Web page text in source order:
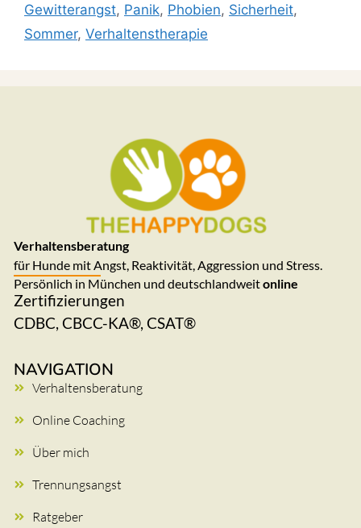
Gewitterangst, Panik, Phobien, Sicherheit,
Sommer, Verhaltenstherapie
Verhaltensberatung
für Hunde mit Angst, Reaktivität, Aggression und Stress.
Persönlich in München und deutschlandweitonline
Zertifizierungen
CDBC, CBCC-KA®, CSAT®
NAVIGATION
Verhaltensberatung
Online Coaching
Über mich
Trennungsangst
Ratgeber